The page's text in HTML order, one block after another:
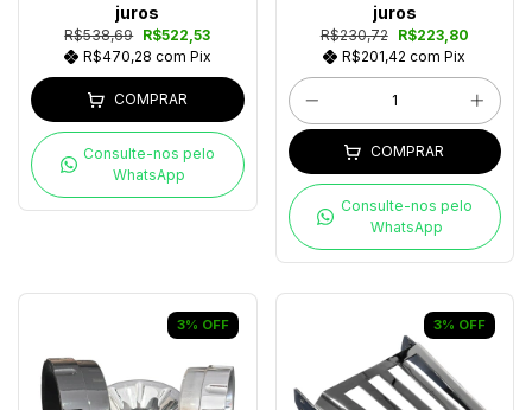
R$538,69 R$522,53
R$470,28 com Pix
juros
COMPRAR
Consulte-nos pelo
WhatsApp
R$230,72
R$223,80
R$201,42com Pix
juros
COMPRAR
Consulte-nos pelo
WhatsApp
3% OFF 3% OFF